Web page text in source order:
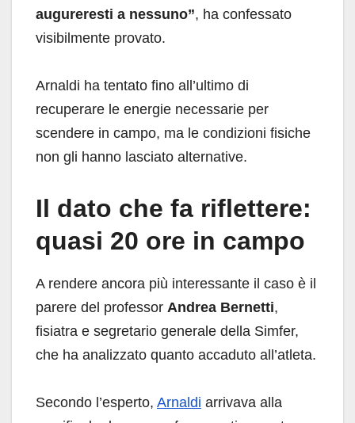
augureresti a nessuno”, ha confessato
visibilmente provato.
Arnaldi ha tentato fino all’ultimo di
recuperare le energie necessarie per
scendere in campo, ma le condizioni fisiche
non gli hanno lasciato alternative.
Il dato che fa riflettere:
quasi 20 ore in campo
A rendere ancora più interessante il caso è il
parere del professor Andrea Bernetti,
fisiatra e segretario generale della Simfer,
che ha analizzato quanto accaduto all’atleta.
Secondo l’esperto, Arnaldi arrivava alla